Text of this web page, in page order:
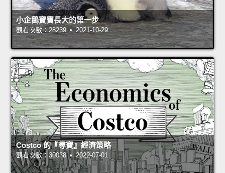
小企鵝寶寶長大的第一步
觀看次數：28239 • 2021-10-29
Costco 的『尋寶』經濟策略
觀看次數：30038 • 2022-07-01